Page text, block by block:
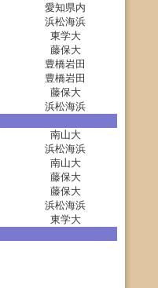
愛知県内
浜松海浜
東学大
藤保大
豊橋岩田
豊橋岩田
藤保大
浜松海浜
南山大
浜松海浜
南山大
藤保大
藤保大
浜松海浜
東学大